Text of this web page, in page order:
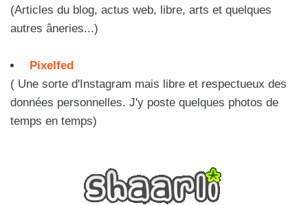
(Articles du blog, actus web, libre, arts et quelques
autres âneries...)
Pixelfed
( Une sorte d'Instagram mais libre et respectueux des
données personnelles. J'y poste quelques photos de
temps en temps)